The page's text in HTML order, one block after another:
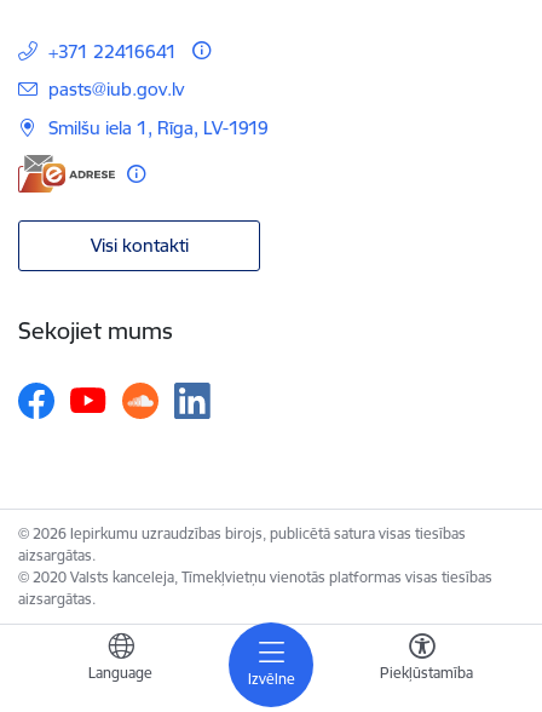
Izvēlne
Language Piekļūstamība
+371 22416641
E-pasts:
pasts@iub.gov.lv
Smilšu iela 1, Rīga, LV-1919
Visi kontakti
Sekojiet mums
© 2026 Iepirkumu uzraudzības birojs, publicētā satura visas tiesības
aizsargātas.
© 2020 Valsts kanceleja, Tīmekļvietņu vienotās platformas visas tiesības
aizsargātas.